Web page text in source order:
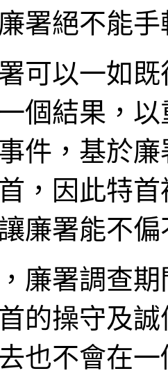
署絕不能手
可以一如
個結果，
件，基於
，因此特
廉署能不
廉署調查
的操守及
也不會在